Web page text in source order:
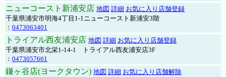
ニューコースト新浦安店 地図 詳細 お気に入り店舗登録
千葉県浦安市明海4丁目1-1ニューコースト新浦安3階
： 0473063401
トライアル西友浦安店 地図 詳細 お気に入り店舗登録
千葉県浦安市北栄1-14-1 トライアル西友浦安店3F
： 0473057661
鎌ヶ谷店(ヨークタウン) 地図 詳細 お気に入り店舗解除